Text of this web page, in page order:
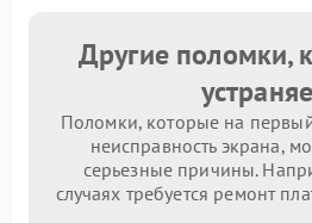
Другие поломки,
Поломки, которые на
неисправность экрана,
серьезные причины.
случаях требуется ремонт